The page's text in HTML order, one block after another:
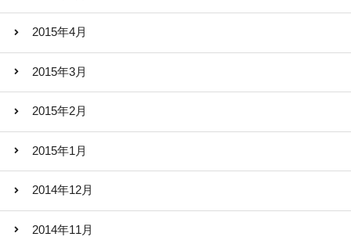
2015年4月
2015年3月
2015年2月
2015年1月
2014年12月
2014年11月